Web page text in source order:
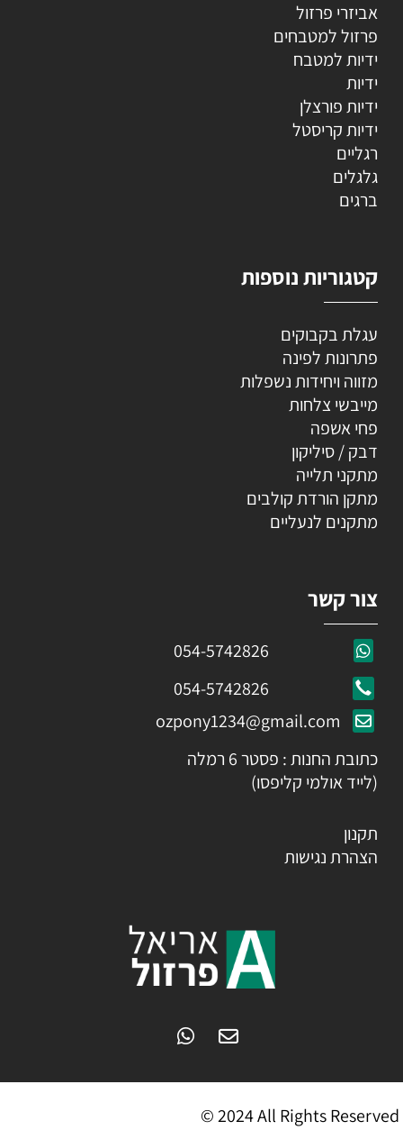
אביזרי פרזול
פרזול למטבחים
ידיות למטבח
ידיות
ידיות פורצלן
ידיות קריסטל
רגליים
גלגלים
ברגים
קטגוריות נוספות
עגלת בקבוקים
פתרונות לפינה
מזווה ויחידות נשפלות
מייבשי צלחות
פחי אשפה
דבק / סיליקון
מתקני תלייה
מתקן הורדת קולבים
מתקנים לנעליים
צור קשר
054-5742826
054-5742826
ozpony1234@gmail.com
כתובת החנות : פסטר 6 רמלה
(לייד אולמי קליפסו)
תקנון
הצהרת נגישות
© 2024 All Rights Reserved